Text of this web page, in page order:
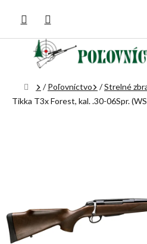
obsah
Domov
/ Poľovníctvo /Strelné
Tikka T3x Forest, kal. .30-06Spr.